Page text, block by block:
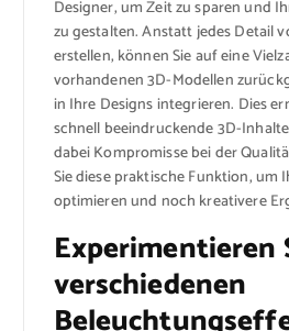
Designer, um Zeit zu sparen und
zu gestalten. Anstatt jedes Detail
erstellen, können Sie auf eine
vorhandenen 3D-Modellen
in Ihre Designs integrieren. Dies
schnell beeindruckende 3D-
dabei Kompromisse bei der
Sie diese praktische Funktion, um
optimieren und noch kreativere
Experimentieren
verschiedenen